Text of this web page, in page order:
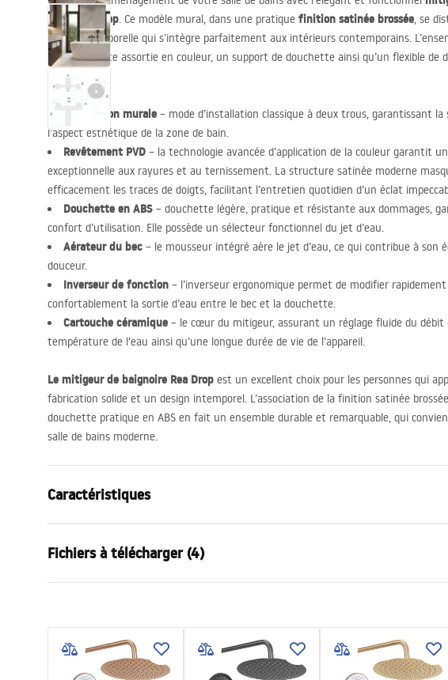
baignoire Drop. Ce modèle mural, dans une pratique finition satinée brossée, se
forme intemporelle qui s’intègre parfaitement aux intérieurs contemporains.
une douchette assortie en couleur, un support de douchette ainsi qu’un flexible de
Installation murale – mode d’installation classique à deux trous, garantissant
l’aspect esthétique de la zone de bain.
Revêtement PVD – la technologie avancée d’application de la couleur garantit
exceptionnelle aux rayures et au ternissement. La structure satinée moderne
efficacement les traces de doigts, facilitant l’entretien quotidien d’un éclat
Douchette en ABS – douchette légère, pratique et résistante aux dommages,
confort d’utilisation. Elle possède un sélecteur fonctionnel du jet d’eau.
Aérateur du bec – le mousseur intégré aère le jet d’eau, ce qui contribue à son
douceur.
Inverseur de fonction – l’inverseur ergonomique permet de modifier
confortablement la sortie d’eau entre le bec et la douchette.
Cartouche céramique – le cœur du mitigeur, assurant un réglage fluide du débit
température de l’eau ainsi qu’une longue durée de vie de l’appareil.
Le mitigeur de baignoire Rea Drop est un excellent choix pour les personnes qui
fabrication solide et un design intemporel. L’association de la finition satinée
douchette pratique en ABS en fait un ensemble durable et remarquable, qui
salle de bains moderne.
Caractéristiques
Méthode de montage
Couleur
Titane
Portée du bec
170
Fichiers à télécharger (4)
Instructions de montage
Faucet.pdf
Użytkowych
AVALON TITANIUM BRUSH
WANNOWA 1 Deklaracja.pdf